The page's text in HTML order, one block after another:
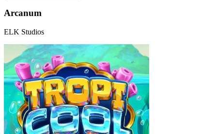
Arcanum
ELK Studios